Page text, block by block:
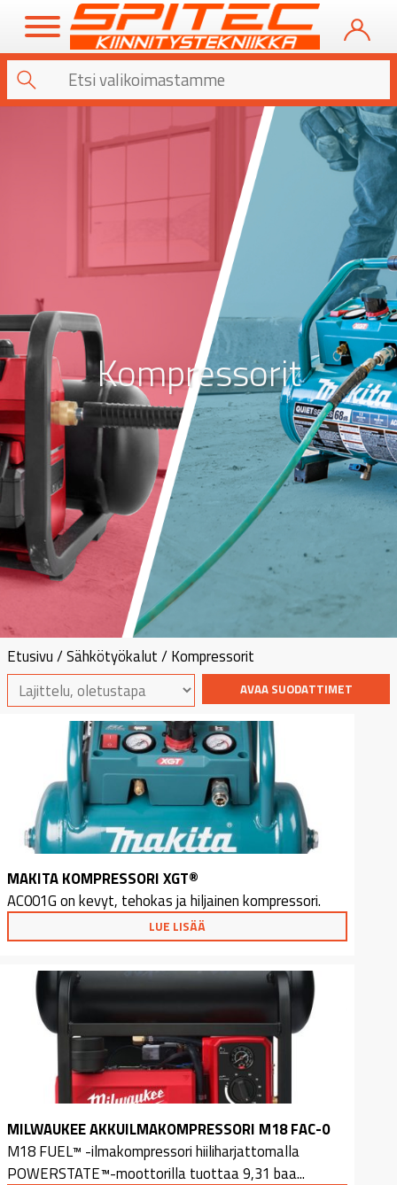
Kompressorit
Etusivu /Sähkötyökalut / Kompressorit
AVAA SUODATTIMET
MAKITA KOMPRESSORI XGT®
AC001G on kevyt, tehokas ja hiljainen kompressori.
LUE LISÄÄ
MILWAUKEE AKKUILMAKOMPRESSORI M18 FAC-0
M18 FUEL™ -ilmakompressori hiiliharjattomalla
POWERSTATE™-moottorilla tuottaa 9,31 baa...